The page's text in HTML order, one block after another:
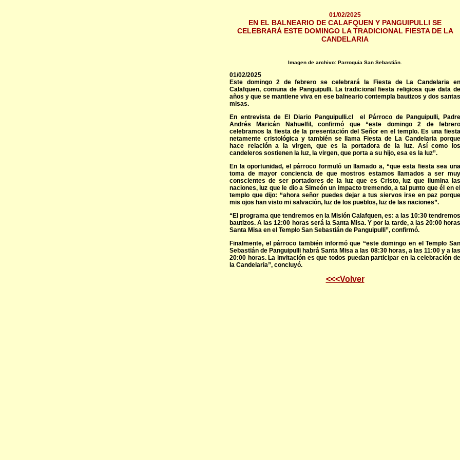
01/02/2025
EN EL BALNEARIO DE CALAFQUEN Y PANGUIPULLI SE
CELEBRARÁ ESTE DOMINGO LA TRADICIONAL FIESTA DE LA
CANDELARIA
Imagen de archivo: Parroquia San Sebastián.
01/02/2025
Este domingo 2 de febrero se celebrará la Fiesta de La Candelaria en
Calafquen, comuna de Panguipulli. La tradicional fiesta religiosa que data de
años y que se mantiene viva en ese balneario contempla bautizos y dos santas
misas.
En entrevista de El Diario Panguipulli.cl el Párroco de Panguipulli, Padre
Andrés Maricán Nahuelfil, confirmó que “este domingo 2 de febrero
celebramos la fiesta de la presentación del Señor en el templo. Es una fiesta
netamente cristológica y también se llama Fiesta de La Candelaria porque
hace relación a la virgen, que es la portadora de la luz. Así como los
candeleros sostienen la luz, la virgen, que porta a su hijo, esa es la luz”.
En la oportunidad, el párroco formuló un llamado a, “que esta fiesta sea una
toma de mayor conciencia de que mostros estamos llamados a ser muy
conscientes de ser portadores de la luz que es Cristo, luz que ilumina las
naciones, luz que le dio a Simeón un impacto tremendo, a tal punto que él en el
templo que dijo: “ahora señor puedes dejar a tus siervos irse en paz porque
mis ojos han visto mi salvación, luz de los pueblos, luz de las naciones”.
“El programa que tendremos en la Misión Calafquen, es: a las 10:30 tendremos
bautizos. A las 12:00 horas será la Santa Misa. Y por la tarde, a las 20:00 horas
Santa Misa en el Templo San Sebastián de Panguipulli”, confirmó.
Finalmente, el párroco también informó que “este domingo en el Templo San
Sebastián de Panguipulli habrá Santa Misa a las 08:30 horas, a las 11:00 y a las
20:00 horas. La invitación es que todos puedan participar en la celebración de
la Candelaria”, concluyó.
<<<Volver